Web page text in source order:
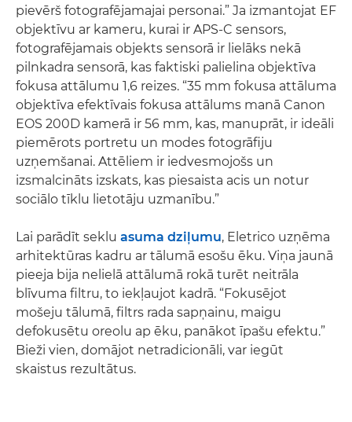
pievērš fotografējamajai personai.” Ja izmantojat EF
objektīvu ar kameru, kurai ir APS-C sensors,
fotografējamais objekts sensorā ir lielāks nekā
pilnkadra sensorā, kas faktiski palielina objektīva
fokusa attālumu 1,6 reizes. “35 mm fokusa attāluma
objektīva efektīvais fokusa attālums manā Canon
EOS 200D kamerā ir 56 mm, kas, manuprāt, ir ideāli
piemērots portretu un modes fotogrāfiju
uzņemšanai. Attēliem ir iedvesmojošs un
izsmalcināts izskats, kas piesaista acis un notur
sociālo tīklu lietotāju uzmanību.”
Lai parādīt seklu asuma dziļumu, Eletrico uzņēma
arhitektūras kadru ar tālumā esošu ēku. Viņa jaunā
pieeja bija nelielā attālumā rokā turēt neitrāla
blīvuma filtru, to iekļaujot kadrā. “Fokusējot
mošeju tālumā, filtrs rada sapņainu, maigu
defokusētu oreolu ap ēku, panākot īpašu efektu.”
Bieži vien, domājot netradicionāli, var iegūt
skaistus rezultātus.